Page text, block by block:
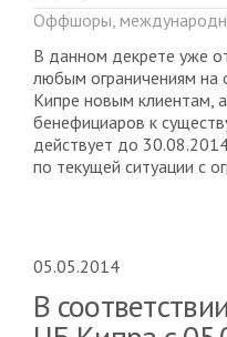
Оффшоры,
В данном декрете уже
любым ограничениям на
Кипре новым клиентам,
бенефициаров к
действует до
по текущей ситуации с
05.05.2014
В